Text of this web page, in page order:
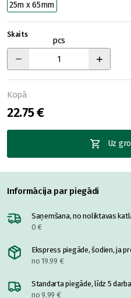
25m x 65mm
Skaits
pcs
Kopā
22.75 €
Uz
Informācija par piegādi
Saņemšana, no noliktavas
0 €
Ekspress piegāde, šodien, ja
no 19.99 €
Standarta piegāde, līdz 5
no 9.99 €